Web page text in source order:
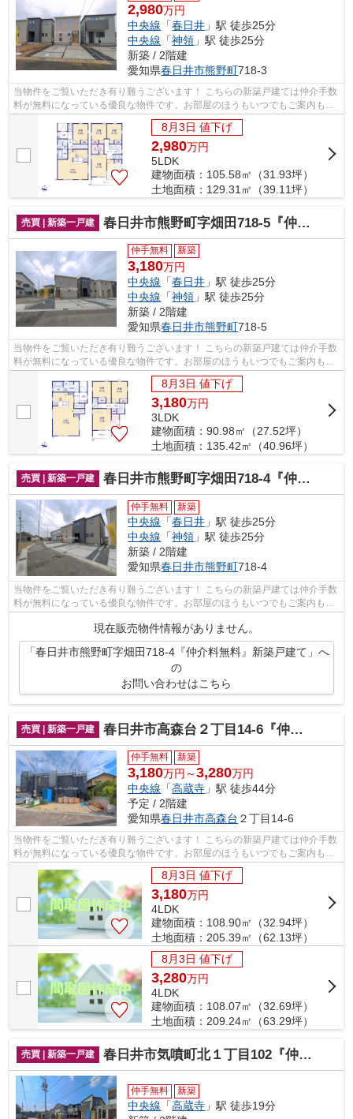
2,980万円
中央線 「春日井 」駅 徒歩25分
中央線 「神領 」駅 徒歩25分
新築 / 2階建
愛知県春日井市熊野町718-3
当物件をご覧いただき有り難うございます！ こちらの新築戸建ては仲介手数
料が無料になっている優良な物件です。お部屋のほうもいつでもご案内もさ
せて頂きますのでお気軽にお問合せ下...
8月3日 値下げ
2,980万円
5LDK
建物面積：105.58㎡（31.93坪）
土地面積：129.31㎡（39.11坪）
売買 | 新築一戸建 春日井市熊野町字畑田718-5『仲介料無料』新築戸建て
仲手無料 新築
3,180万円
中央線 「春日井 」駅 徒歩25分
中央線 「神領 」駅 徒歩25分
新築 / 2階建
愛知県春日井市熊野町718-5
当物件をご覧いただき有り難うございます！ こちらの新築戸建ては仲介手数
料が無料になっている優良な物件です。お部屋のほうもいつでもご案内もさ
せて頂きますのでお気軽にお問合せ下...
8月3日 値下げ
3,180万円
3LDK
建物面積：90.98㎡（27.52坪）
土地面積：135.42㎡（40.96坪）
売買 | 新築一戸建 春日井市熊野町字畑田718-4『仲介料無料』新築戸建て
仲手無料 新築
中央線 「春日井 」駅 徒歩25分
中央線 「神領 」駅 徒歩25分
新築 / 2階建
愛知県春日井市熊野町718-4
当物件をご覧いただき有り難うございます！ こちらの新築戸建ては仲介手数
料が無料になっている優良な物件です。お部屋のほうもいつでもご案内もさ
せて頂きますのでお気軽にお問合せ下...
現在販売物件情報がありません。
「春日井市熊野町字畑田718-4『仲介料無料』新築戸建て」へ
の
お問い合わせはこちら
売買 | 新築一戸建 春日井市高森台２丁目14-6『仲介料無料』新築戸建て
仲手無料 新築
3,180万円～3,280万円
中央線 「高蔵寺 」駅 徒歩44分
予定 / 2階建
愛知県春日井市高森台 ２丁目14-6
当物件をご覧いただき有り難うございます！ こちらの新築戸建ては仲介手数
料が無料になっている優良な物件です。お部屋のほうもいつでもご案内もさ
せて頂きますのでお気軽にお問合せ下...
8月3日 値下げ
3,180万円
4LDK
建物面積：108.90㎡（32.94坪）
土地面積：205.39㎡（62.13坪）
8月3日 値下げ
3,280万円
4LDK
建物面積：108.07㎡（32.69坪）
土地面積：209.24㎡（63.29坪）
売買 | 新築一戸建 春日井市気噴町北１丁目102『仲介料無料』新築戸建て
仲手無料 新築
中央線 「高蔵寺 」駅 徒歩19分